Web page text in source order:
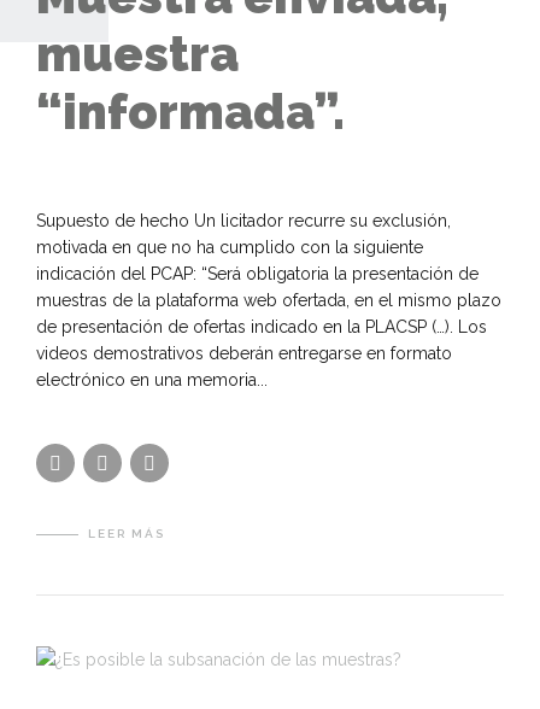
muestra
“informada”.
Supuesto de hecho Un licitador recurre su exclusión,
motivada en que no ha cumplido con la siguiente
indicación del PCAP: “Será obligatoria la presentación de
muestras de la plataforma web ofertada, en el mismo plazo
de presentación de ofertas indicado en la PLACSP (…). Los
videos demostrativos deberán entregarse en formato
electrónico en una memoria...
LEER MÁS